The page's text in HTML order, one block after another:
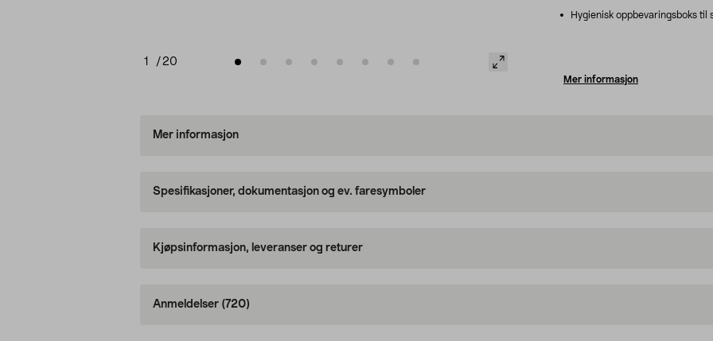
1 / 20
Hygienisk oppbevaringsboks til
Mer informasjon
Mer informasjon
Spesifikasjoner, dokumentasjon og ev. faresymboler
Kjøpsinformasjon, leveranser og returer
Anmeldelser (720)